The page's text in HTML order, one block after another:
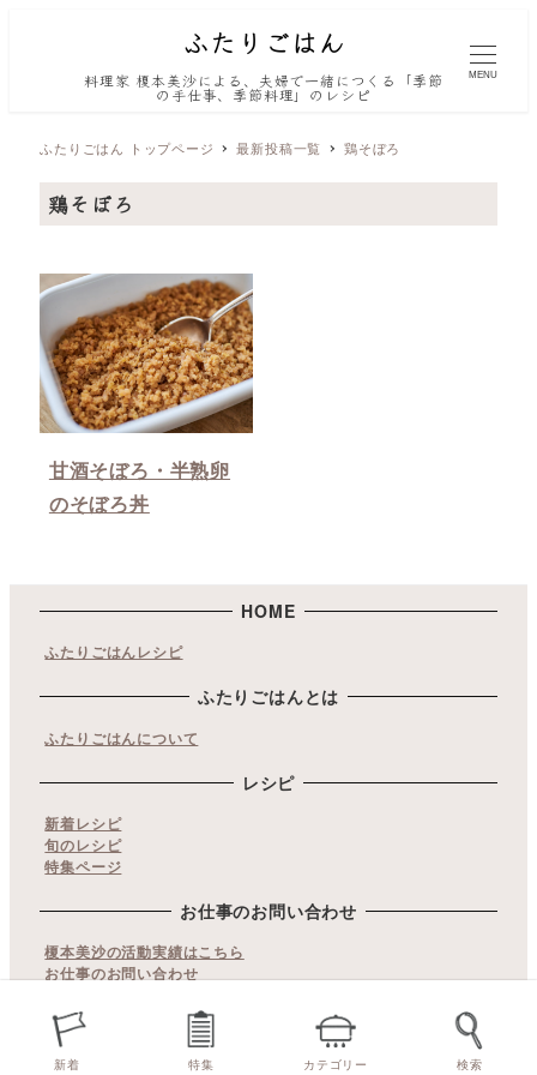
料理家 榎本美沙による、夫婦で一緒につくる「季節
の手仕事、季節料理」のレシピ
MENU
ふたりごはん トップページ 最新投稿一覧 鶏そぼろ
鶏そぼろ
甘酒そぼろ・半熟卵
のそぼろ丼
HOME
ふたりごはんレシピ
ふたりごはんとは
ふたりごはんについて
レシピ
新着レシピ
旬のレシピ
特集ページ
お仕事のお問い合わせ
榎本美沙の活動実績はこちら
お仕事のお問い合わせ
copyrights© ふたりごはん. All Rights Reserved.
当サイト内の文章・画像等の無断転載及び複製などの行為はご
遠慮ください。
新着 特集 カテゴリー 検索